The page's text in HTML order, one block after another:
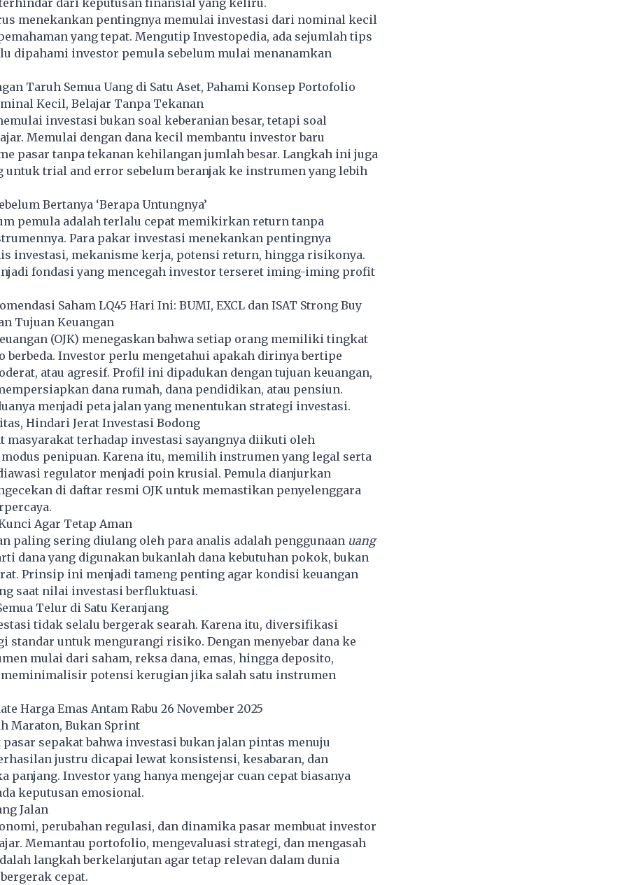
menekankan pentingnya memulai investasi dari nominal kecil
yang tepat. Mengutip Investopedia, ada sejumlah tips
dipahami investor pemula sebelum mulai menanamkan
Taruh Semua Uang di Satu Aset, Pahami Konsep Portofolio
Kecil, Belajar Tanpa Tekanan
investasi bukan soal keberanian besar, tetapi soal
Memulai dengan dana kecil membantu investor baru
pasar tanpa tekanan kehilangan jumlah besar. Langkah ini juga
untuk trial and error sebelum beranjak ke instrumen yang lebih
Bertanya ‘Berapa Untungnya’
pemula adalah terlalu cepat memikirkan return tanpa
Para pakar investasi menekankan pentingnya
investasi, mekanisme kerja, potensi return, hingga risikonya.
fondasi yang mencegah investor terseret iming-iming profit
Saham LQ45 Hari Ini: BUMI, EXCL dan ISAT Strong Buy
Tujuan Keuangan
(OJK) menegaskan bahwa setiap orang memiliki tingkat
Investor perlu mengetahui apakah dirinya bertipe
atau agresif. Profil ini dipadukan dengan tujuan keuangan,
dana rumah, dana pendidikan, atau pensiun.
menjadi peta jalan yang menentukan strategi investasi.
Hindari Jerat Investasi Bodong
masyarakat terhadap investasi sayangnya diikuti oleh
penipuan. Karena itu, memilih instrumen yang legal serta
regulator menjadi poin krusial. Pemula dianjurkan
di daftar resmi OJK untuk memastikan penyelenggara
Agar Tetap Aman
paling sering diulang oleh para analis adalah penggunaan uang
dana yang digunakan bukanlah dana kebutuhan pokok, bukan
Prinsip ini menjadi tameng penting agar kondisi keuangan
saat nilai investasi berfluktuasi.
Telur di Satu Keranjang
tidak selalu bergerak searah. Karena itu, diversifikasi
standar untuk mengurangi risiko. Dengan menyebar dana ke
mulai dari saham, reksa dana, emas, hingga deposito,
potensi kerugian jika salah satu instrumen
Harga Emas Antam Rabu 26 November 2025
Maraton, Bukan Sprint
pasar sepakat bahwa investasi bukan jalan pintas menuju
justru dicapai lewat konsistensi, kesabaran, dan
panjang. Investor yang hanya mengejar cuan cepat biasanya
keputusan emosional.
Jalan
perubahan regulasi, dan dinamika pasar membuat investor
Memantau portofolio, mengevaluasi strategi, dan mengasah
langkah berkelanjutan agar tetap relevan dalam dunia
cepat.